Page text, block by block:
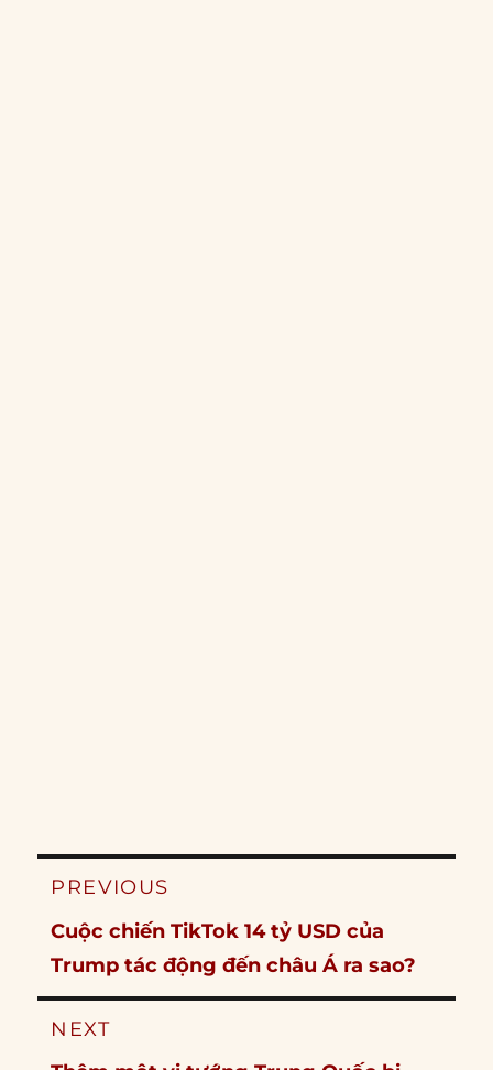
Post
PREVIOUS
Previous
post:
Cuộc chiến TikTok 14 tỷ USD của
Trump tác động đến châu Á ra sao?
NEXT